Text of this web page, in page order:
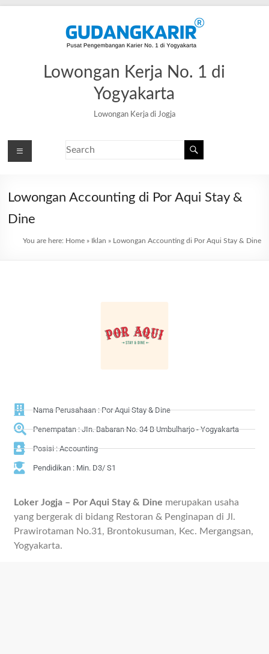
Lowongan Kerja No. 1 di
Yogyakarta
Lowongan Kerja di Jogja
Lowongan Accounting di Por Aqui Stay &
Dine
You are here: Home» Iklan » Lowongan Accounting di Por Aqui Stay & Dine
Nama Perusahaan : Por Aqui Stay & Dine
Penempatan : JIn. Babaran No. 34 B Umbulharjo - Yogyakarta
Posisi : Accounting
Pendidikan : Min. D3/ S1
Loker Jogja – Por Aqui Stay & Dine merupakan usaha
yang bergerak di bidang Restoran & Penginapan di Jl.
Prawirotaman No.31, Brontokusuman, Kec. Mergangsan,
Yogyakarta.